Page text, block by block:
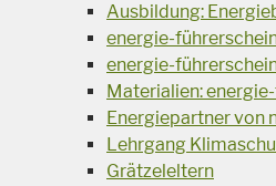
Ausbildung:
energie-
energie-
Materialien:
Energiepartner von
Lehrgang
Grätzeleltern